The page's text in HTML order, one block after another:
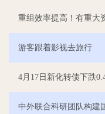
重组效率提高！有重大
游客跟着影视去旅行
4月17日新化转债下跌
中外联合科研团队构建